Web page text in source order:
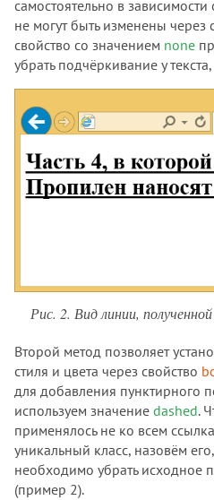
самостоятельно в зависимости
не могут быть изменены через
свойство со значением none
убрать подчёркивание у
Рис. 2. Вид линии,
Второй метод позволяет
стиля и цвета через свойство
для добавления пунктирного
используем значение dashed.
применялось не ко всем
уникальный класс, назовём
необходимо убрать исходное
(пример 2).